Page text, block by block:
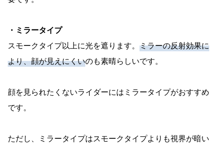
・ミラータイプ
スモークタイプ以上に光を遮ります。 ミラーの反射効果に
より、顔が見えにくいのも素晴らしいです。
顔を見られたくないライダーにはミラータイプがおすすめ
です。
ただし、ミラータイプはスモークタイプよりも視界が暗い